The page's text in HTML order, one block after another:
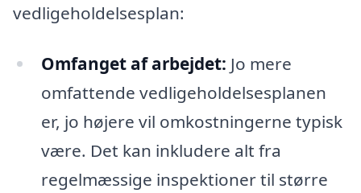
vedligeholdelsesplan:
Omfanget af arbejdet: Jo mere
omfattende vedligeholdelsesplanen
er, jo højere vil omkostningerne typisk
være. Det kan inkludere alt fra
regelmæssige inspektioner til større